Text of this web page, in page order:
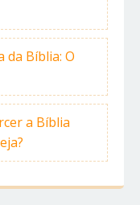
da Bíblia: O
a Bíblia